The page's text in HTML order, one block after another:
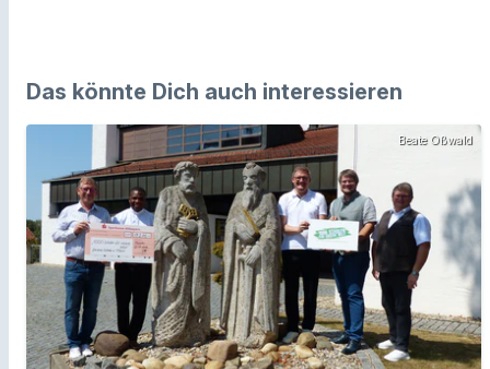
Das könnte Dich auch interessieren
Beate Oßwald